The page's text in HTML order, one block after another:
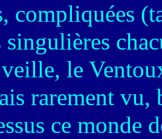
compliquées
singulières
le
rarement
ce monde